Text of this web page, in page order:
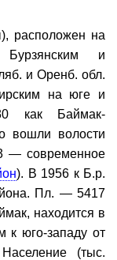
расположен на
и
и Оренб. обл.
на юге и
как Баймак-
вошли волости
— современное
). В 1956 к Б.р.
Пл. — 5417
находится в
к юго-западу от
(тыс.